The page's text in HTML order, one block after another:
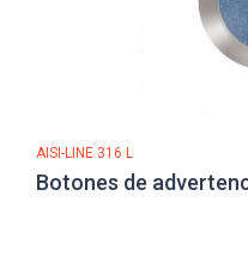
AISI-LINE 316 L
Botones de